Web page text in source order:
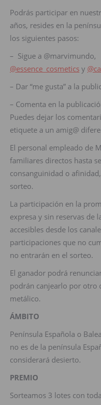
Podrás participar en
años, resides en la
los siguientes pasos:
– Sigue a @marvimundo,
@essence_cosmetics y
– Dar “me gusta” a la
– Comenta en la
Puedes dejar los
etiquete a un amig@
El personal empleado de
familiares directos hasta
consanguinidad o
sorteo.
La participación en la
expresa y sin reservas de
accesibles desde los
participaciones que no
no entrarán en el sorteo.
El ganador podrá
podrán canjearlo por otro
metálico.
ÁMBITO
Península Española o
no es de la península
considerará desierto.
PREMIO
Sorteamos 3 lotes con